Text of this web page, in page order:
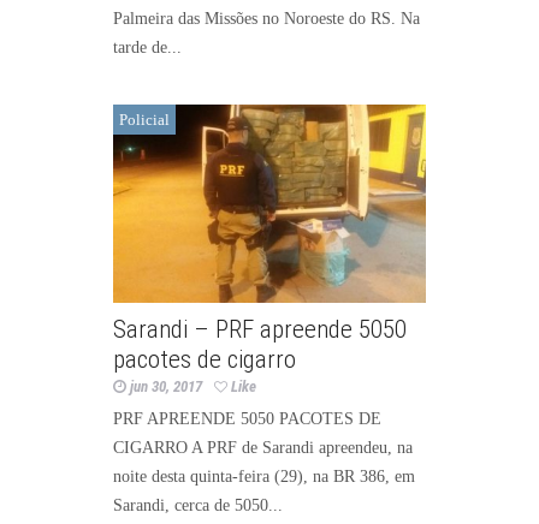
Palmeira das Missões no Noroeste do RS. Na
tarde de...
Policial
Sarandi – PRF apreende 5050
pacotes de cigarro
jun 30, 2017
Like
PRF APREENDE 5050 PACOTES DE
CIGARRO A PRF de Sarandi apreendeu, na
noite desta quinta-feira (29), na BR 386, em
Sarandi, cerca de 5050...